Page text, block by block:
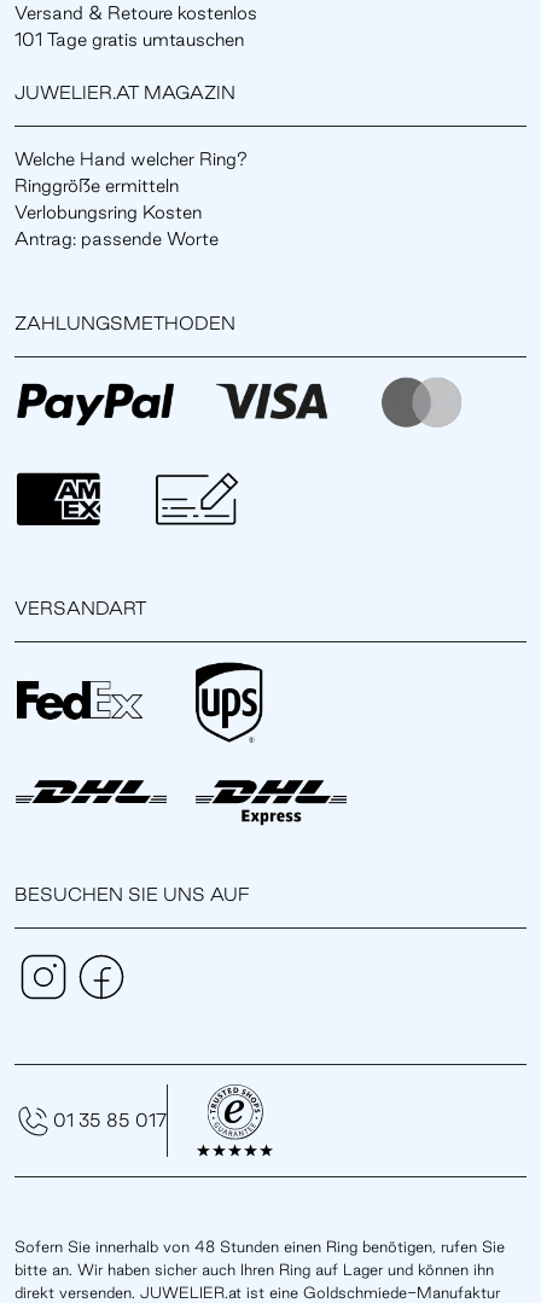
Versand & Retoure kostenlos
101 Tage gratis umtauschen
JUWELIER.AT MAGAZIN
Welche Hand welcher Ring?
Ringgröße ermitteln
Verlobungsring Kosten
Antrag: passende Worte
ZAHLUNGSMETHODEN
VERSANDART
BESUCHEN SIE UNS AUF
Sofern Sie innerhalb von 48 Stunden einen Ring benötigen, rufen Sie
bitte an. Wir haben sicher auch Ihren Ring auf Lager und können ihn
direkt versenden. JUWELIER.at ist eine Goldschmiede-Manufaktur
01 35 85 017